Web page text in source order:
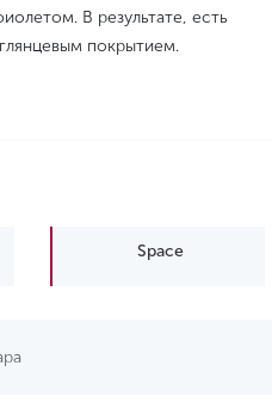
В результате, есть
покрытием.
Space